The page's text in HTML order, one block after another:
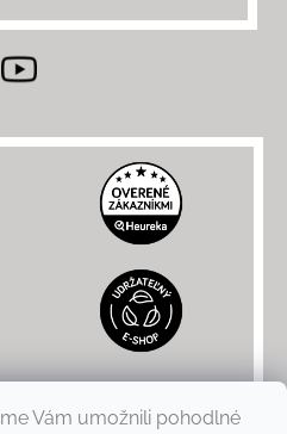
Vám umožnili pohodlné